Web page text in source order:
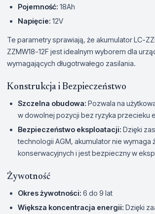
Pojemność: 18Ah
Napięcie: 12V
Te parametry sprawiają, że akumulator LC-
ZZMW18-12F jest idealnym wyborem dla
wymagających długotrwałego zasilania.
Konstrukcja i Bezpieczeństwo
Szczelna obudowa: Pozwala na
w dowolnej pozycji bez ryzyka przecieku
Bezpieczeństwo eksploatacji: Dzięki
technologii AGM, akumulator nie wymaga
konserwacyjnych i jest bezpieczny w
Żywotność
Okres żywotności: 6 do 9 lat
Większa koncentracja energii: Dzięki